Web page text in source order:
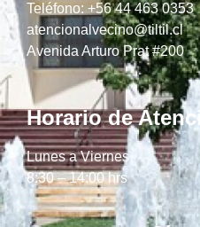
Teléfono: +56 44 463 0353
atencionalvecino@tiltil.cl
Avenida Arturo Prat #200
Horario de
Lunes a Viernes
8:30 – 14:00 hrs